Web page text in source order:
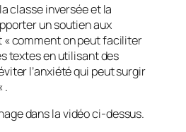
classe inversée et la
un soutien aux
«comment on peut faciliter
textes en utilisant des
l’anxiété qui peut surgir
.
dans la vidéo ci-dessus.